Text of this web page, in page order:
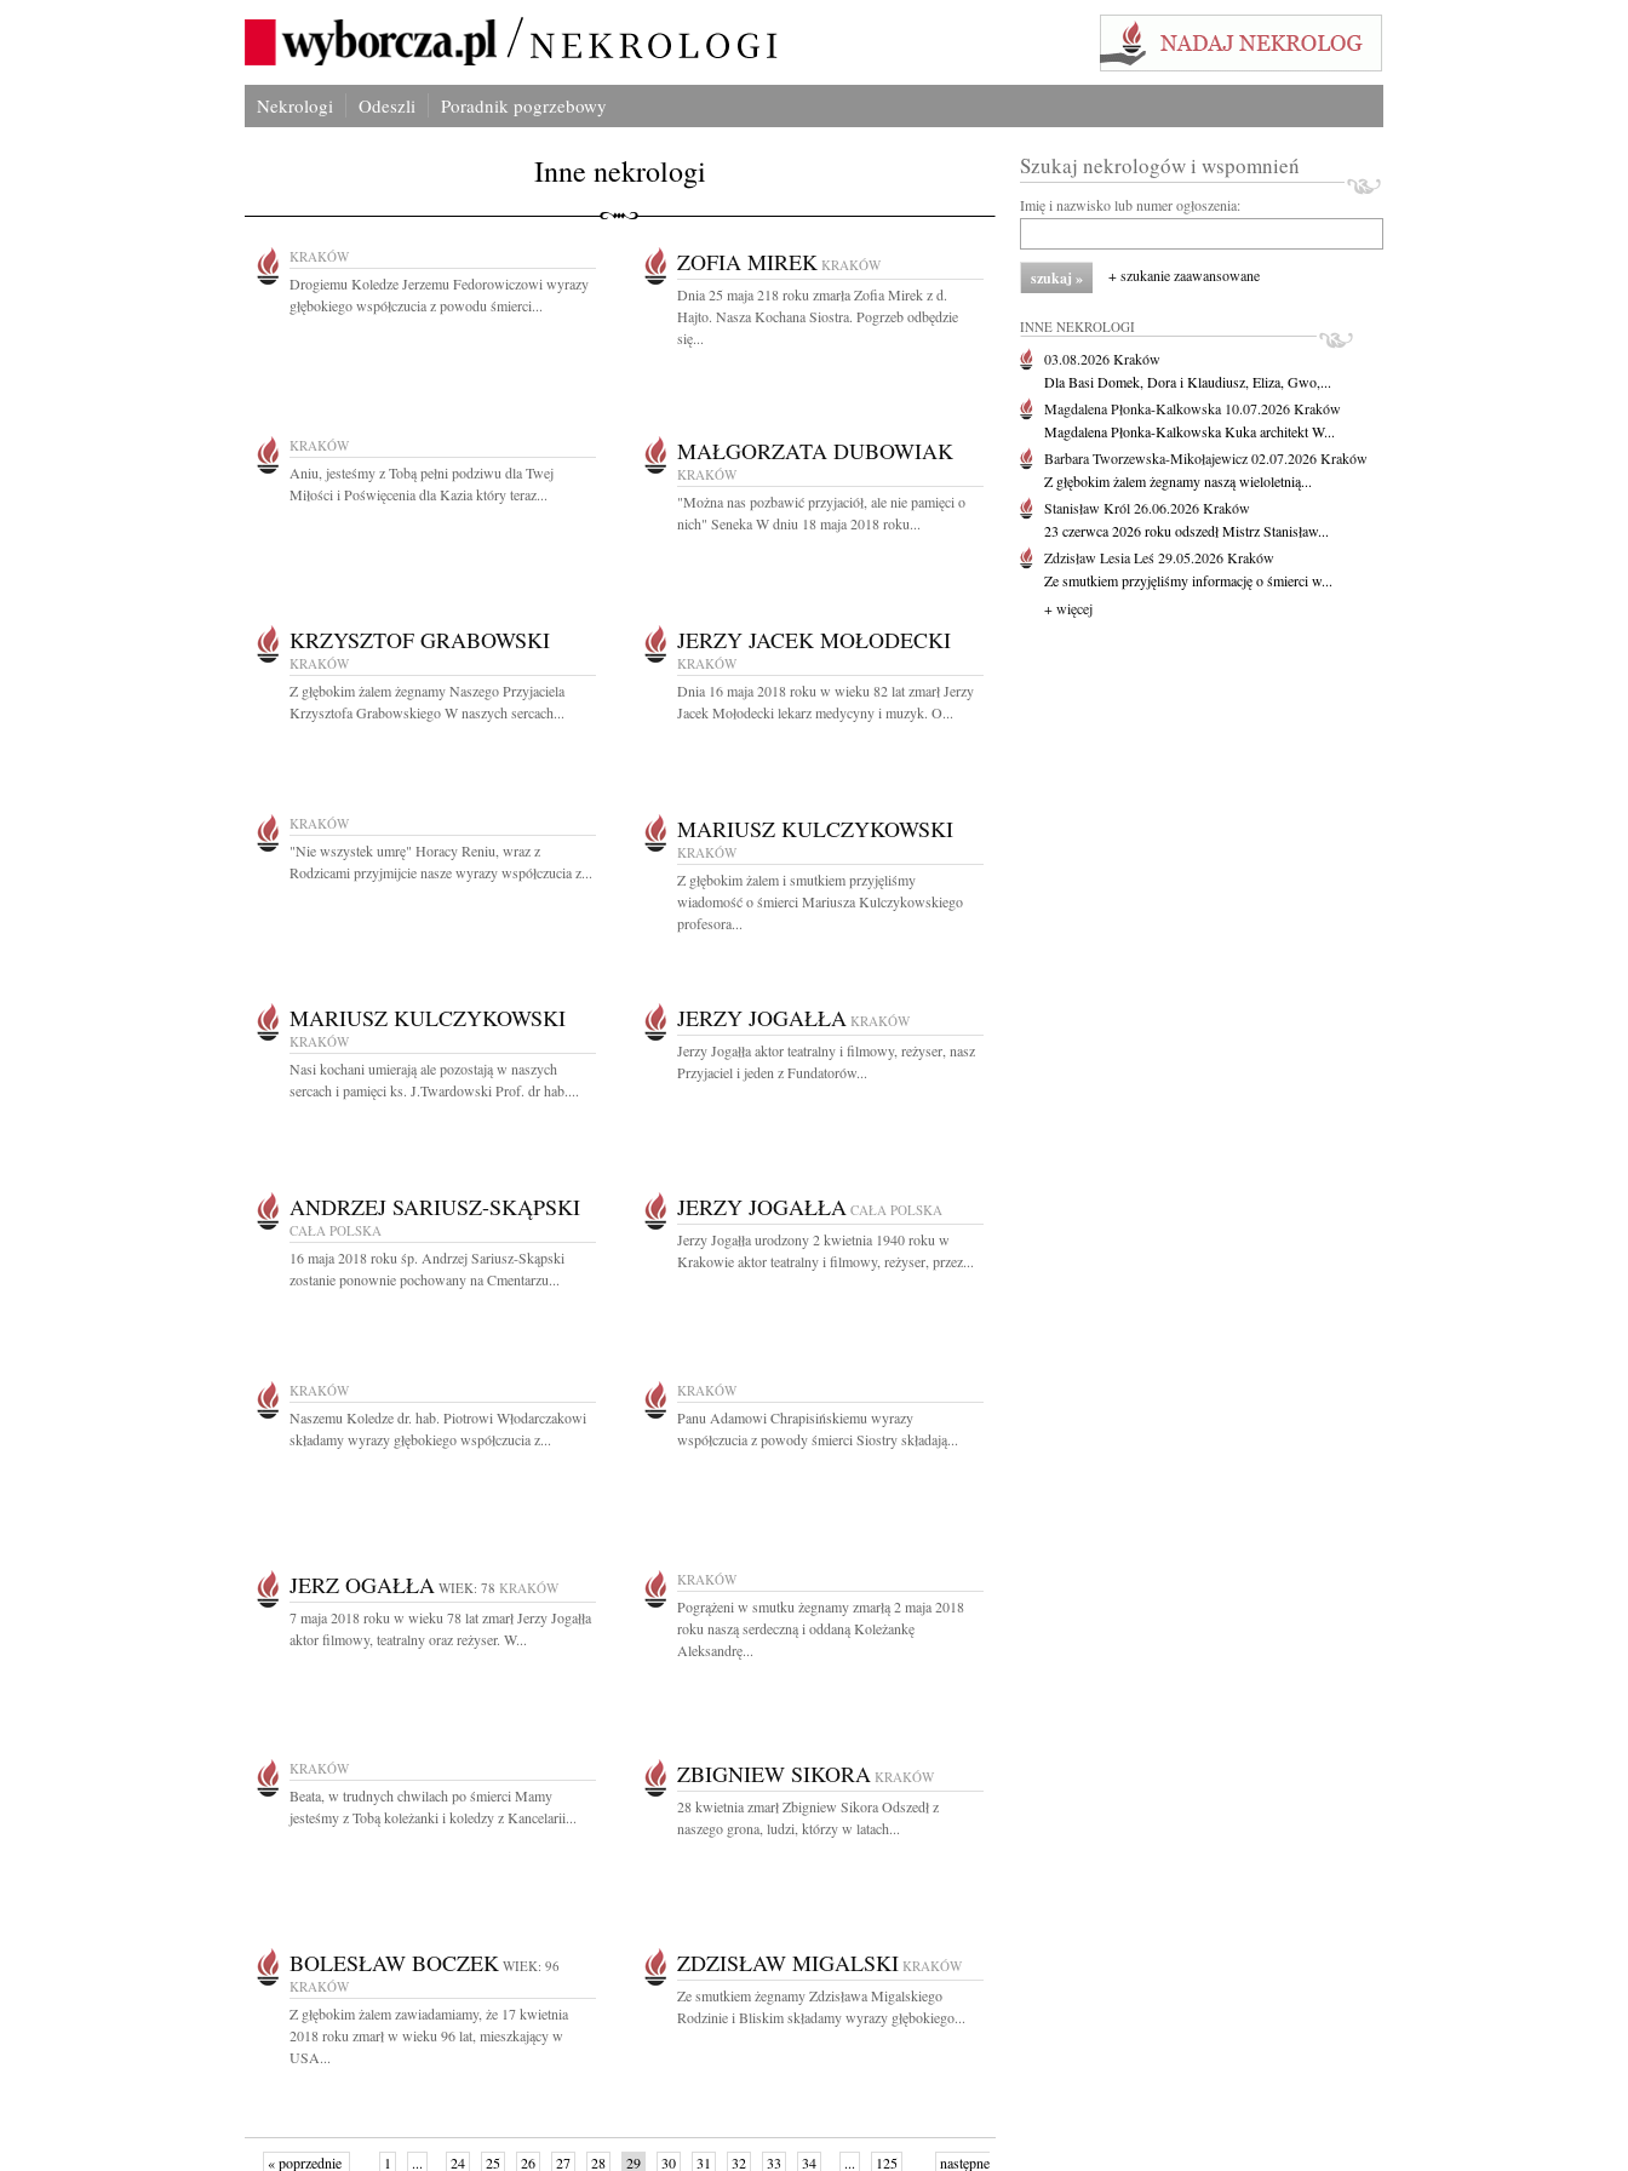
Nekrologi Odeszli Poradnik pogrzebowy
Inne nekrologi
KRAKÓW
Drogiemu Koledze Jerzemu Fedorowiczowi wyrazy
głębokiego współczucia z powodu śmierci...
ZOFIA MIREK KRAKÓW
Dnia 25 maja 218 roku zmarła Zofia Mirek z d.
Hajto. Nasza Kochana Siostra. Pogrzeb odbędzie
się...
KRAKÓW
Aniu, jesteśmy z Tobą pełni podziwu dla Twej
Miłości i Poświęcenia dla Kazia który teraz...
MAŁGORZATA DUBOWIAK
KRAKÓW
"Można nas pozbawić przyjaciół, ale nie pamięci o
nich" Seneka W dniu 18 maja 2018 roku...
KRZYSZTOF GRABOWSKI
KRAKÓW
Z głębokim żalem żegnamy Naszego Przyjaciela
Krzysztofa Grabowskiego W naszych sercach...
JERZY JACEK MOŁODECKI
KRAKÓW
Dnia 16 maja 2018 roku w wieku 82 lat zmarł Jerzy
Jacek Mołodecki lekarz medycyny i muzyk. O...
KRAKÓW
"Nie wszystek umrę" Horacy Reniu, wraz z
Rodzicami przyjmijcie nasze wyrazy współczucia z...
MARIUSZ KULCZYKOWSKI
KRAKÓW
Z głębokim żalem i smutkiem przyjęliśmy
wiadomość o śmierci Mariusza Kulczykowskiego
profesora...
MARIUSZ KULCZYKOWSKI
KRAKÓW
Nasi kochani umierają ale pozostają w naszych
sercach i pamięci ks. J.Twardowski Prof. dr hab....
JERZY JOGAŁŁA KRAKÓW
Jerzy Jogałła aktor teatralny i filmowy, reżyser, nasz
Przyjaciel i jeden z Fundatorów...
ANDRZEJ SARIUSZ-SKĄPSKI
CAŁA POLSKA
16 maja 2018 roku śp. Andrzej Sariusz-Skąpski
zostanie ponownie pochowany na Cmentarzu...
JERZY JOGAŁŁA CAŁA POLSKA
Jerzy Jogałła urodzony 2 kwietnia 1940 roku w
Krakowie aktor teatralny i filmowy, reżyser, przez...
KRAKÓW
Naszemu Koledze dr. hab. Piotrowi Włodarczakowi
składamy wyrazy głębokiego współczucia z...
KRAKÓW
Panu Adamowi Chrapisińskiemu wyrazy
współczucia z powody śmierci Siostry składają...
JERZ OGAŁŁA WIEK: 78 KRAKÓW
7 maja 2018 roku w wieku 78 lat zmarł Jerzy Jogałła
aktor filmowy, teatralny oraz reżyser. W...
KRAKÓW
Pogrążeni w smutku żegnamy zmarłą 2 maja 2018
roku naszą serdeczną i oddaną Koleżankę
Aleksandrę...
KRAKÓW
Beata, w trudnych chwilach po śmierci Mamy
jesteśmy z Tobą koleżanki i koledzy z Kancelarii...
ZBIGNIEW SIKORA KRAKÓW
28 kwietnia zmarł Zbigniew Sikora Odszedł z
naszego grona, ludzi, którzy w latach...
BOLESŁAW BOCZEK WIEK: 96
KRAKÓW
Z głębokim żalem zawiadamiamy, że 17 kwietnia
2018 roku zmarł w wieku 96 lat, mieszkający w
USA...
ZDZISŁAW MIGALSKI KRAKÓW
Ze smutkiem żegnamy Zdzisława Migalskiego
Rodzinie i Bliskim składamy wyrazy głębokiego...
« poprzednie 1 ... 24 25 26 27 28 29 30 31 32 33 34 ... 125 następne
Szukaj nekrologów i wspomnień
Imię i nazwisko lub numer ogłoszenia:
+ szukanie zaawansowane
INNE NEKROLOGI
03.08.2026Kraków
Dla Basi Domek, Dora i Klaudiusz, Eliza, Gwo,...
Magdalena Płonka-Kalkowska 10.07.2026Kraków
Magdalena Płonka-Kalkowska Kuka architekt W...
Barbara Tworzewska-Mikołajewicz02.07.2026Kraków
Z głębokim żalem żegnamy naszą wieloletnią...
Stanisław Król26.06.2026Kraków
23 czerwca 2026 roku odszedł Mistrz Stanisław...
Zdzisław Lesia Leś29.05.2026Kraków
Ze smutkiem przyjęliśmy informację o śmierci w...
+ więcej